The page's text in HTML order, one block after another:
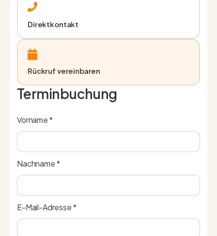
Direktkontakt
Rückruf vereinbaren
Terminbuchung
Vorname *
Nachname *
E-Mail-Adresse *